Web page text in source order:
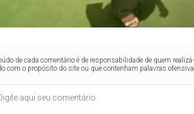
de cada comentário é de responsabilidade de quem
com o propósito do site ou que contenham palavras